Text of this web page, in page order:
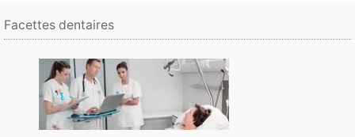
Facettes dentaires